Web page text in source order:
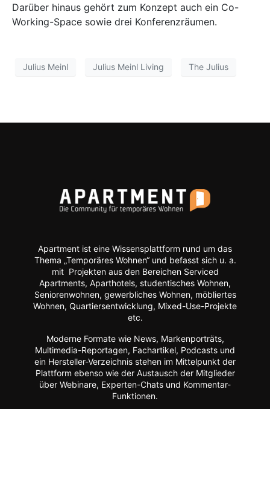
Darüber hinaus gehört zum Konzept auch ein Co-
Working-Space sowie drei Konferenzräumen.
Julius Meinl Julius Meinl Living The Julius
Apartment ist eine Wissensplattform rund um das
Thema „Temporäres Wohnen“ und befasst sich u. a.
mit Projekten aus den Bereichen Serviced
Apartments, Aparthotels, studentisches Wohnen,
Seniorenwohnen, gewerbliches Wohnen, möbliertes
Wohnen, Quartiersentwicklung, Mixed-Use-Projekte
etc.
Moderne Formate wie News, Markenporträts,
Multimedia-Reportagen, Fachartikel, Podcasts und
ein Hersteller-Verzeichnis stehen im Mittelpunkt der
Plattform ebenso wie der Austausch der Mitglieder
über Webinare, Experten-Chats und Kommentar-
Funktionen.